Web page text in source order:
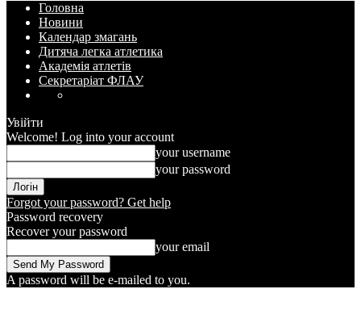
Головна
Новини
Календар змагань
Дитяча легка атлетика
Академія атлетів
Секретаріат ФЛАУ
Увійти
Welcome! Log into your account
your username
your password
Forgot your password? Get help
Password recovery
Recover your password
your email
A password will be e-mailed to you.